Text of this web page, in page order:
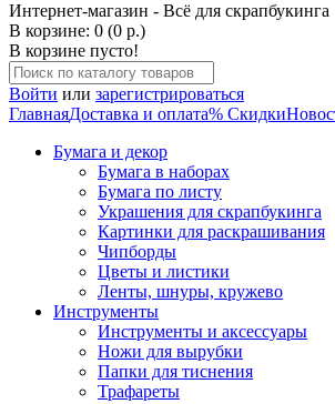
Интернет-магазин - Всё для скрапбукинга
В корзине: 0 (0 р.)
В корзине пусто!
Войти или зарегистрироваться
ГлавнаяДоставка и оплата% Скидки
Бумага и декор
Бумага в наборах
Бумага по листу
Украшения для скрапбукинга
Картинки для раскрашивания
Чипборды
Цветы и листики
Ленты, шнуры, кружево
Инструменты
Инструменты и аксессуары
Ножи для вырубки
Папки для тиснения
Трафареты